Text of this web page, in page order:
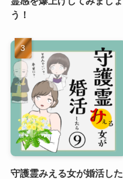
う！
守護霊みえる女が婚活した